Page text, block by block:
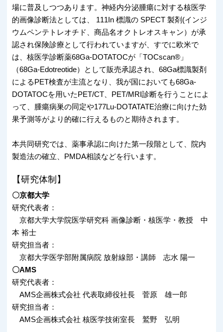
場に普及しつつあります。神経内分泌腫瘍に対する核医学
的画像診断法としては、 111In 標識の SPECT 製剤(インジ
ウムペンテトレオチド、商品名オクトレオスキャン）が承
認され保険診療として行われていますが、すでに欧米で
は、核医学診断薬68Ga-DOTATOCが「TOCscan®」
（68Ga-Edotreotide）として販売承認され、68Ga標識製剤
によるPET検査が主流となり、我が国においても68Ga-
DOTATOCを用いたPET/CT、PET/MRI診断を行うことによ
って、腫瘍病巣の同定や177Lu-DOTATATE治療に向けた効
果予測等がより的確に行えるものと期待されます。
本共同研究では、薬事承認に向けた第一段階として、院内
製造法の確立、PMDA相談などを行います。
【研究体制】
〇京都大学
研究代表者：
京都大学大学院医学研究科 画像診断・核医学・教授 中
本 裕士
研究担当者：
京都大学医学部附属病院 放射線部・講師 志水 陽一
〇AMS
研究代表者：
AMS企画株式会社 代表取締役社長 菅原 雄一郎
研究担当者：
AMS企画株式会社 核医学技術室長 鷲野 弘明